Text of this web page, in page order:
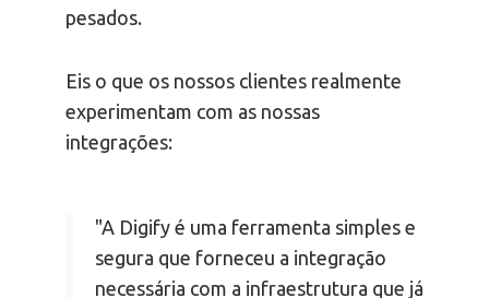
pesados.
Eis o que os nossos clientes realmente
experimentam com as nossas
integrações:
"A Digify é uma ferramenta simples e
segura que forneceu a integração
necessária com a infraestrutura que já